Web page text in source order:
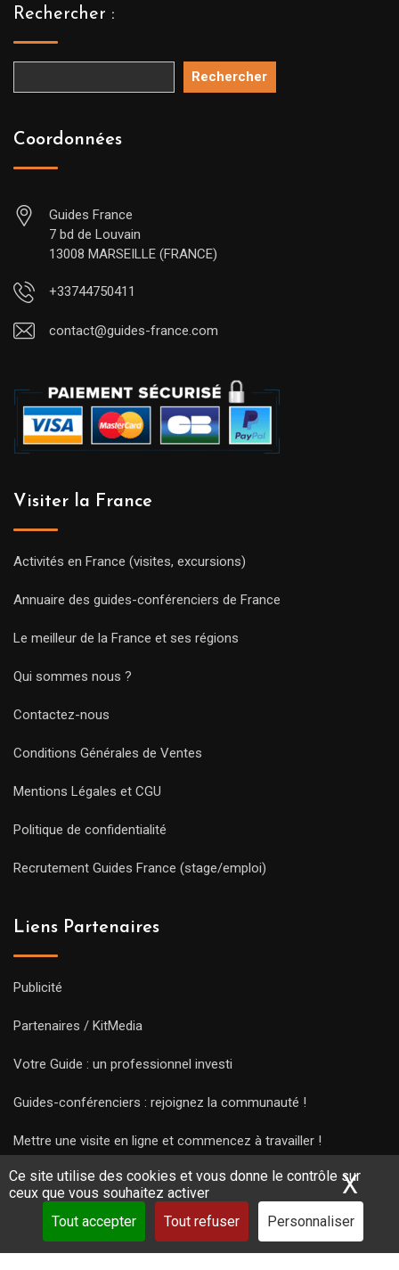
Ce site utilise des cookies et vous donne le contrôle sur
ceux que vous souhaitez activer
Tout accepter
Tout refuser Personnaliser
X
Rechercher :
Rechercher
Coordonnées
Guides France
7 bd de Louvain
13008 MARSEILLE (FRANCE)
+33744750411
contact@guides-france.com
Visiter la France
Activités en France (visites, excursions)
Annuaire des guides-conférenciers de France
Le meilleur de la France et ses régions
Qui sommes nous ?
Contactez-nous
Conditions Générales de Ventes
Mentions Légales et CGU
Politique de confidentialité
Recrutement Guides France (stage/emploi)
Liens Partenaires
Publicité
Partenaires / KitMedia
Votre Guide : un professionnel investi
Guides-conférenciers : rejoignez la communauté !
Mettre une visite en ligne et commencez à travailler !